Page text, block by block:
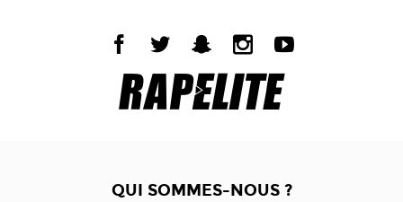
QUI SOMMES-NOUS ?